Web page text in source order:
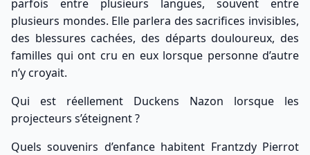
parfois entre plusieurs langues, souvent entre
plusieurs mondes. Elle parlera des sacrifices invisibles,
des blessures cachées, des départs douloureux, des
familles qui ont cru en eux lorsque personne d’autre
n’y croyait.
Qui est réellement Duckens Nazon lorsque les
projecteurs s’éteignent ?
Quels souvenirs d’enfance habitent Frantzdy Pierrot